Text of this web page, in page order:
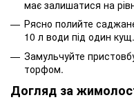
має залишатися на
Рясно полийте
10 л води під один кущ.
Замульчуйте
торфом.
Догляд за